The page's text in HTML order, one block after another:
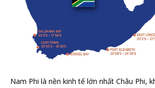
Nam Phi là nền kinh tế lớn nhất Châu Phi,